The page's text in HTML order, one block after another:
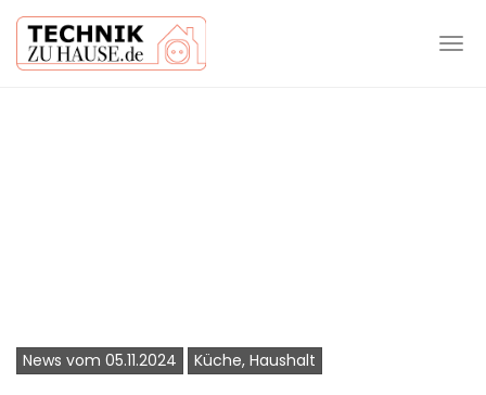
News vom 05.11.2024 Küche, Haushalt